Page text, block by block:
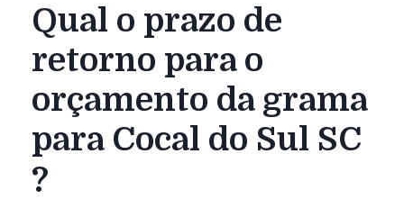
Qual o prazo de
retorno para o
orçamento da grama
para Cocal do Sul SC
?